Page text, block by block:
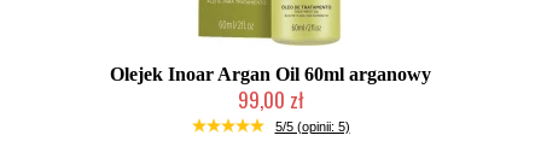
Olejek Inoar Argan Oil 60ml arganowy
99,00 zł
Duża ilość (wysyłka w 24h)
5/5 (opinii: 5)